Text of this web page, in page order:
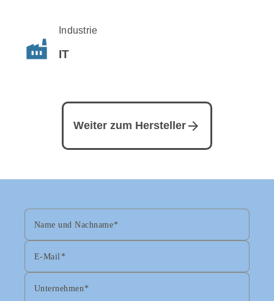
factory
Industrie
IT
Weiter zum Hersteller arrow_forward
Name und Nachname
E-Mail
Unternehmen